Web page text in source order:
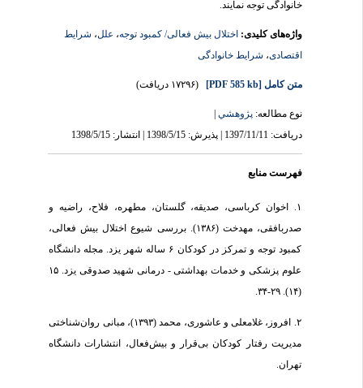
خانوادگی توجه نمایند.
واژه‌های کلیدی:اختلال بیش فعالی/ کمبود توجه،علل، شرایط
اقتصادی،شرایط خانوادگی
متن کامل[PDF 585 kb] (۱۷۲۹۶ دریافت)
نوع مطالعه:پژوهشي|
دریافت: 1397/11/11 | پذیرش: 1398/5/15 | انتشار: 1398/5/15
فهرست منابع
۱. اخوان کرباسی، صدیقه، گلستان، مطهره، فلاح، راضیه و
صدربافقی، مهدخت (۱۳۸۶). بررسی شیوع اختلال بیش فعالی،
کمبود توجه و تمرکز در کودکان ۶ ساله شهر یزد. مجله دانشگاه
علوم پزشکی و خدمات بهداشتی - درمانی شهید صدوقی یزد. ۱۵
۲. افروز، غلامعلی و عاشوری، محمد (۱۳۹۳)، مبانی روان‌شناختی
مدیریت رفتار کودکان بی‌قرار و بیش‌فعال، انتشارات دانشگاه
تهران.